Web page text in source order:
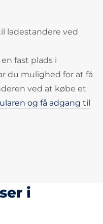
ladestandere ved
fast plads i
du mulighed for at få
ved at købe et
og få adgang til
i